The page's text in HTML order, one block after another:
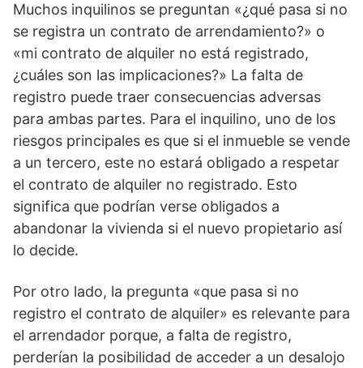
Muchos inquilinos se preguntan «¿qué pasa si no
se registra un contrato de arrendamiento?» o
«mi contrato de alquiler no está registrado,
¿cuáles son las implicaciones?» La falta de
registro puede traer consecuencias adversas
para ambas partes. Para el inquilino, uno de los
riesgos principales es que si el inmueble se vende
a un tercero, este no estará obligado a respetar
el contrato de alquiler no registrado. Esto
significa que podrían verse obligados a
abandonar la vivienda si el nuevo propietario así
lo decide.
Por otro lado, la pregunta «que pasa si no
registro el contrato de alquiler» es relevante para
el arrendador porque, a falta de registro,
perderían la posibilidad de acceder a un desalojo